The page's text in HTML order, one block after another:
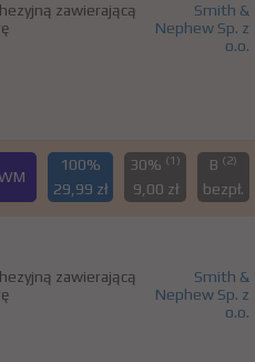
zawierającą
Smith &
Nephew Sp. z
o.o.
100%
29,99 zł
30% (1)
9,00 zł
B (2)
bezpł.
zawierającą
Smith &
Nephew Sp. z
o.o.